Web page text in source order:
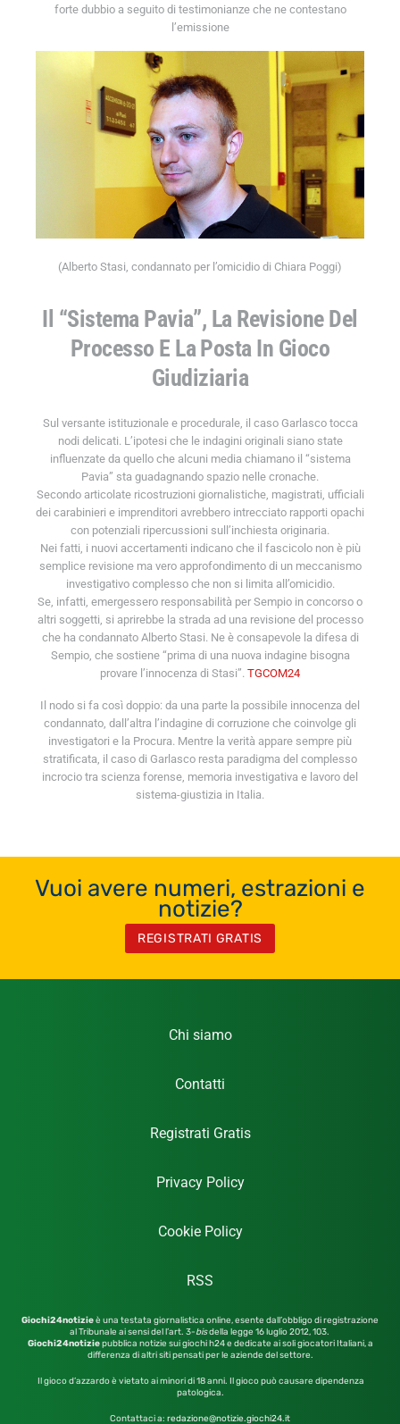
forte dubbio a seguito di testimonianze che ne contestano
l’emissione
(Alberto Stasi, condannato per l’omicidio di Chiara Poggi)
Il “sistema Pavia”, La Revisione Del
Processo E La Posta In Gioco
Giudiziaria
Sul versante istituzionale e procedurale, il caso Garlasco tocca
nodi delicati. L’ipotesi che le indagini originali siano state
influenzate da quello che alcuni media chiamano il “sistema
Pavia” sta guadagnando spazio nelle cronache.
Secondo articolate ricostruzioni giornalistiche, magistrati, ufficiali
dei carabinieri e imprenditori avrebbero intrecciato rapporti opachi
con potenziali ripercussioni sull’inchiesta originaria.
Nei fatti, i nuovi accertamenti indicano che il fascicolo non è più
semplice revisione ma vero approfondimento di un meccanismo
investigativo complesso che non si limita all’omicidio.
Se, infatti, emergessero responsabilità per Sempio in concorso o
altri soggetti, si aprirebbe la strada ad una revisione del processo
che ha condannato Alberto Stasi. Ne è consapevole la difesa di
Sempio, che sostiene “prima di una nuova indagine bisogna
provare l’innocenza di Stasi”. TGCOM24
Il nodo si fa così doppio: da una parte la possibile innocenza del
condannato, dall’altra l’indagine di corruzione che coinvolge gli
investigatori e la Procura. Mentre la verità appare sempre più
stratificata, il caso di Garlasco resta paradigma del complesso
incrocio tra scienza forense, memoria investigativa e lavoro del
sistema-giustizia in Italia.
Vuoi avere numeri, estrazioni e
notizie?
REGISTRATI GRATIS
Chi siamo
Contatti
Registrati Gratis
Privacy Policy
Cookie Policy
RSS
Giochi24notizieè una testata giornalistica online, esente dall’obbligo di registrazione
al Tribunale ai sensi del l’art. 3-bisdella legge 16 luglio 2012,103.
Giochi24notiziepubblica notizie sui giochi h24 e dedicate ai soli giocatori Italiani, a
differenza di altri siti pensati per le aziende del settore.
Il gioco d’azzardo è vietato ai minori di 18 anni. Il gioco può causare dipendenza
patologica.
Contattaci a: redazione@notizie.giochi24.it